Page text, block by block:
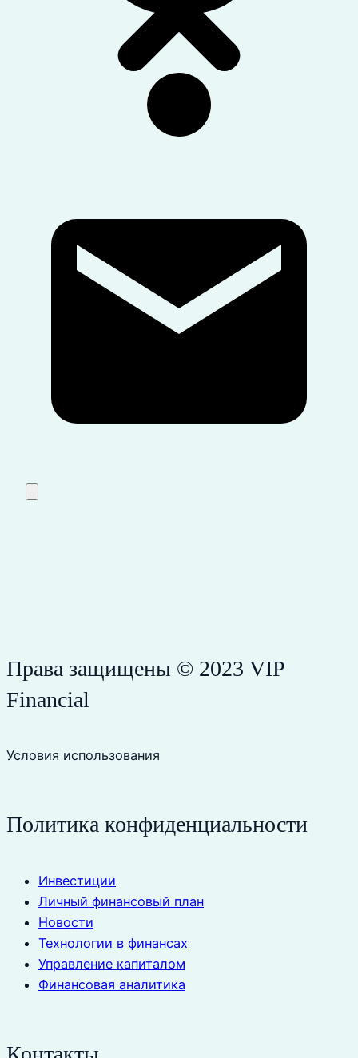
Права защищены © 2023 VIP
Financial
Условия использования
Политика конфиденциальности
Инвестиции
Личный финансовый план
Новости
Технологии в финансах
Управление капиталом
Финансовая аналитика